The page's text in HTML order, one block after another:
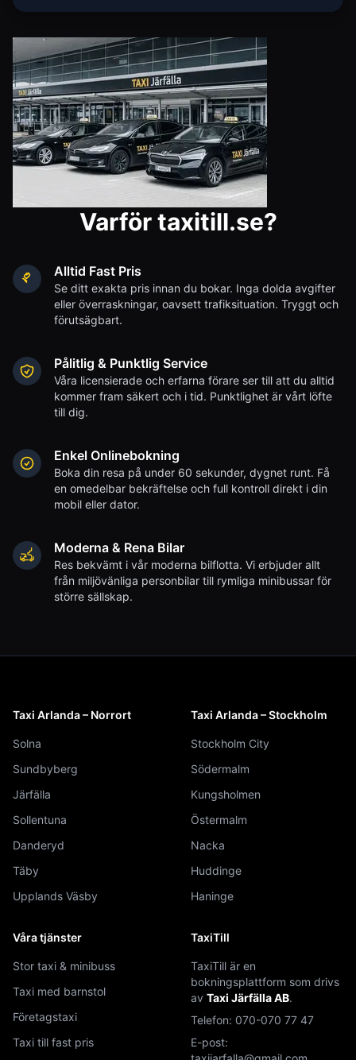
Varför taxitill.se?
Alltid Fast Pris
Se ditt exakta pris innan du bokar. Inga dolda avgifter
eller överraskningar, oavsett trafiksituation. Tryggt och
förutsägbart.
Pålitlig & Punktlig Service
Våra licensierade och erfarna förare ser till att du alltid
kommer fram säkert och i tid. Punktlighet är vårt löfte
till dig.
Enkel Onlinebokning
Boka din resa på under 60 sekunder, dygnet runt. Få
en omedelbar bekräftelse och full kontroll direkt i din
mobil eller dator.
Moderna & Rena Bilar
Res bekvämt i vår moderna bilflotta. Vi erbjuder allt
från miljövänliga personbilar till rymliga minibussar för
större sällskap.
Taxi Arlanda – Norrort
Solna
Sundbyberg
Järfälla
Sollentuna
Danderyd
Täby
Upplands Väsby
Taxi Arlanda – Stockholm
Stockholm City
Södermalm
Kungsholmen
Östermalm
Nacka
Huddinge
Haninge
Våra tjänster
Stor taxi & minibuss
Taxi med barnstol
Företagstaxi
Taxi till fast pris
TaxiTill
TaxiTill är en
bokningsplattform som drivs
av Taxi Järfälla AB.
Telefon: 070-070 77 47
E-post: